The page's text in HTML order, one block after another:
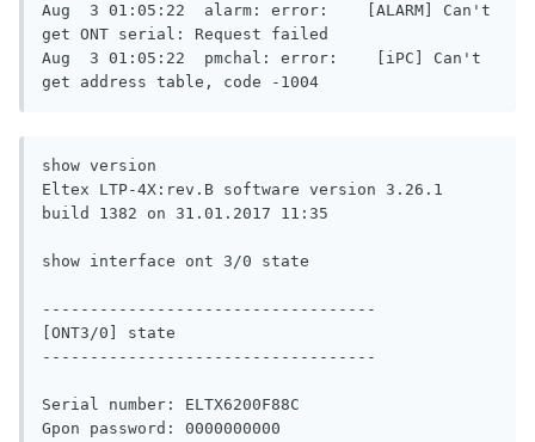
Aug  3 01:05:22  alarm: error:    [ALARM] Can't
get ONT serial: Request failed
Aug  3 01:05:22  pmchal: error:    [iPC] Can't
show version
Eltex LTP-4X:rev.B software version 3.26.1
build 1382 on 31.01.2017 11:35
show interface ont 3/0 state
-----------------------------------
[ONT3/0] state
-----------------------------------
Serial number: ELTX6200F88C
Gpon password: 0000000000